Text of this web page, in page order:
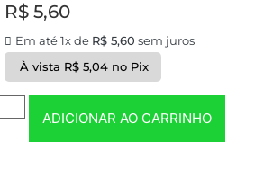
R$5,60
Em até 1x de R$5,60 sem juros
À vista R$ 5,04 no Pix
ADICIONAR AO CARRINHO